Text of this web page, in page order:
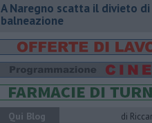
A Naregno scatta il divieto di
balneazione
Qui Blog
di